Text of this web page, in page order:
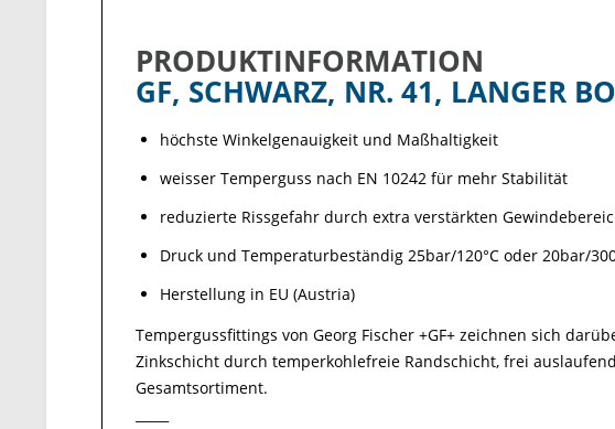
PRODUKTINFORMATION
GF, SCHWARZ, NR. 41, LANGER
höchste Winkelgenauigkeit und Maßhaltigkeit
weisser Temperguss nach EN 10242 für mehr Stabilität
reduzierte Rissgefahr durch extra verstärkten
Druck und Temperaturbeständig 25bar/120°C oder 20bar/
Herstellung in EU (Austria)
Tempergussfittings von Georg Fischer +GF+ zeichnen sich
Zinkschicht durch temperkohlefreie Randschicht, frei
Gesamtsortiment.